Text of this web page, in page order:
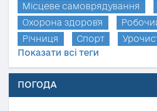
Місцеве самоврядування
Охорона здоров'я
Річниця
Спорт
Показати всі теги
ПОГОДА